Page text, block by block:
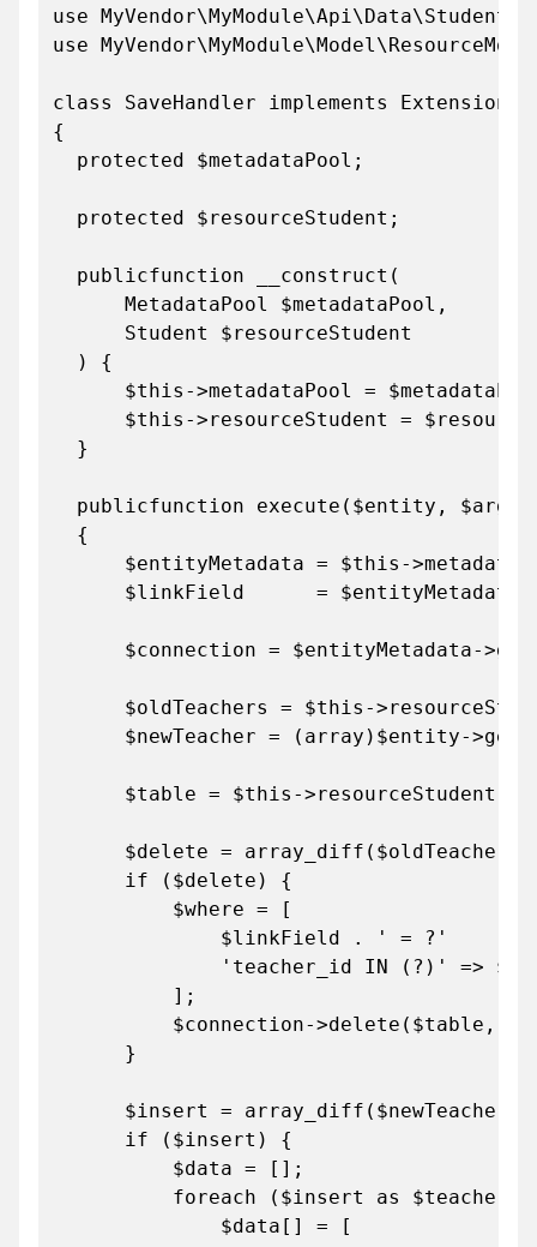
use
use
class SaveHandler implements
{
protected $metadataPool;
protected $resourceStudent;
publicfunction __construct(
MetadataPool $metadataPool,
Student $resourceStudent
) {
$this->metadataPool =
$this->resourceStudent =
}
publicfunction execute($entity,
{
$entityMetadata = $this-
$linkField = $entityMetadata-
$connection = $entityMetadata-
$oldTeachers = $this-
$newTeacher = (array)$entity-
$table = $this->resourceStudent-
$delete = array_diff($oldTeachers,
if ($delete) {
$where = [
$linkField . ' = ?' =>
'teacher_id IN (?)' =>
];
$connection->delete($table,
}
$insert = array_diff($newTeacher,
if ($insert) {
$data = [];
foreach ($insert as
$data[] = [